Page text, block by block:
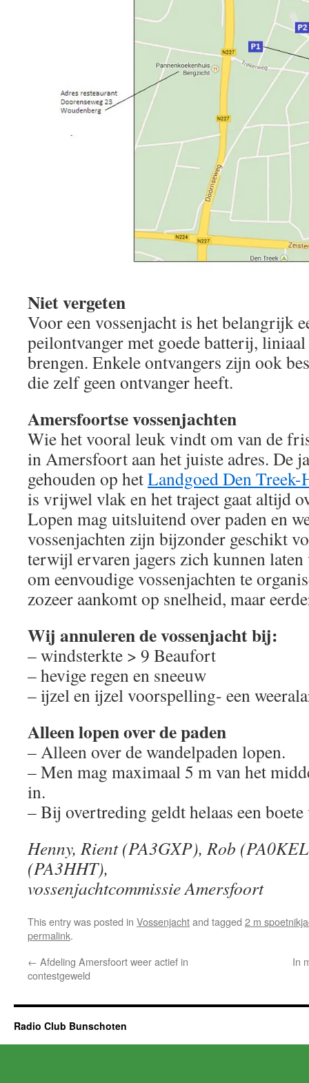
Niet vergeten
Voor een vossenjacht is het belangrijk
peilontvanger met goede batterij, liniaal
brengen. Enkele ontvangers zijn ook
die zelf geen ontvanger heeft.
Amersfoortse vossenjachten
Wie het vooral leuk vindt om van de
in Amersfoort aan het juiste adres. De
gehouden op hetLandgoed Den Treek-
is vrijwel vlak en het traject gaat altijd
Lopen mag uitsluitend over paden en
vossenjachten zijn bijzonder geschikt
terwijl ervaren jagers zich kunnen laten
om eenvoudige vossenjachten te
zozeer aankomt op snelheid, maar
Wij annuleren de vossenjacht bij:
– windsterkte > 9 Beaufort
– hevige regen en sneeuw
– ijzel en ijzel voorspelling- een
Alleen lopen over de paden
– Alleen over de wandelpaden lopen.
– Men mag maximaal 5 m van het
in.
– Bij overtreding geldt helaas een
Henny, Rient (PA3GXP), Rob
(PA3HHT),
vossenjachtcommissie Amersfoort
This entry was posted in Vossenjachtand tagged 2 m
permalink.
← Afdeling Amersfoort weer actief in
contestgeweld
In
Radio Club Bunschoten